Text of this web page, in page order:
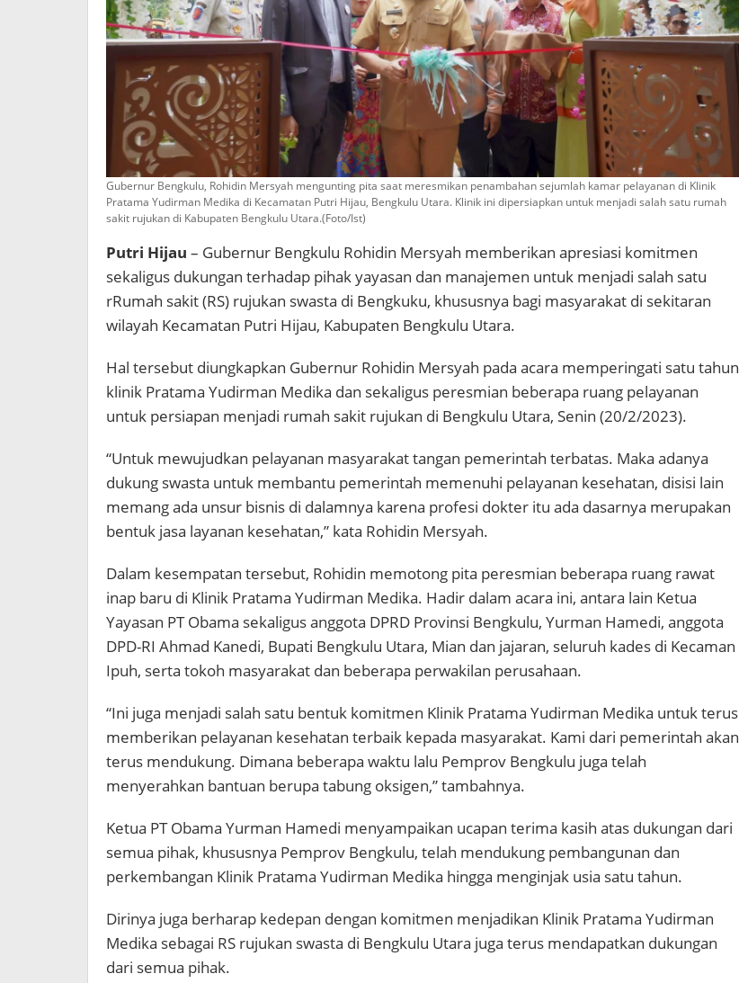
Gubernur Bengkulu, Rohidin Mersyah mengunting pita saat meresmikan penambahan sejumlah kamar pelayanan di Klinik
Pratama Yudirman Medika di Kecamatan Putri Hijau, Bengkulu Utara. Klinik ini dipersiapkan untuk menjadi salah satu rumah
sakit rujukan di Kabupaten Bengkulu Utara.(Foto/Ist)
Putri Hijau – Gubernur Bengkulu Rohidin Mersyah memberikan apresiasi komitmen
sekaligus dukungan terhadap pihak yayasan dan manajemen untuk menjadi salah satu
rRumah sakit (RS) rujukan swasta di Bengkuku, khususnya bagi masyarakat di sekitaran
wilayah Kecamatan Putri Hijau, Kabupaten Bengkulu Utara.
Hal tersebut diungkapkan Gubernur Rohidin Mersyah pada acara memperingati satu tahun
klinik Pratama Yudirman Medika dan sekaligus peresmian beberapa ruang pelayanan
untuk persiapan menjadi rumah sakit rujukan di Bengkulu Utara, Senin (20/2/2023).
“Untuk mewujudkan pelayanan masyarakat tangan pemerintah terbatas. Maka adanya
dukung swasta untuk membantu pemerintah memenuhi pelayanan kesehatan, disisi lain
memang ada unsur bisnis di dalamnya karena profesi dokter itu ada dasarnya merupakan
bentuk jasa layanan kesehatan,” kata Rohidin Mersyah.
Dalam kesempatan tersebut, Rohidin memotong pita peresmian beberapa ruang rawat
inap baru di Klinik Pratama Yudirman Medika. Hadir dalam acara ini, antara lain Ketua
Yayasan PT Obama sekaligus anggota DPRD Provinsi Bengkulu, Yurman Hamedi, anggota
DPD-RI Ahmad Kanedi, Bupati Bengkulu Utara, Mian dan jajaran, seluruh kades di Kecaman
Ipuh, serta tokoh masyarakat dan beberapa perwakilan perusahaan.
“Ini juga menjadi salah satu bentuk komitmen Klinik Pratama Yudirman Medika untuk terus
memberikan pelayanan kesehatan terbaik kepada masyarakat. Kami dari pemerintah akan
terus mendukung. Dimana beberapa waktu lalu Pemprov Bengkulu juga telah
menyerahkan bantuan berupa tabung oksigen,” tambahnya.
Ketua PT Obama Yurman Hamedi menyampaikan ucapan terima kasih atas dukungan dari
semua pihak, khususnya Pemprov Bengkulu, telah mendukung pembangunan dan
perkembangan Klinik Pratama Yudirman Medika hingga menginjak usia satu tahun.
Dirinya juga berharap kedepan dengan komitmen menjadikan Klinik Pratama Yudirman
Medika sebagai RS rujukan swasta di Bengkulu Utara juga terus mendapatkan dukungan
dari semua pihak.